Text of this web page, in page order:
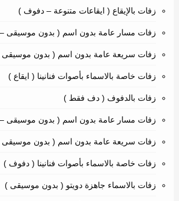
زفات بالإيقاع ( ايقاعات متنوعة – دفوف )
زفات مسار عامة بدون اسم ( بدون موسيقى –
زفات سريعة عامة بدون اسم ( بدون موسيقى
زفات خاصة بالاسماء بأصوات فنانينا ( ايقاع )
زفات بالدفوف ( دف فقط )
زفات مسار عامة بدون اسم ( بدون موسيقى
زفات سريعة عامة بدون اسم ( بدون
زفات خاصة بالاسماء بأصوات فنانينا ( دفوف )
زفات بالاسماء جاهزة دويتو ( بدون موسيقى )